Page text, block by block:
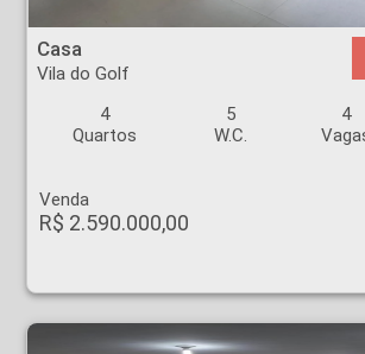
Casa
Vila do Golf
4
Quartos
5
W.C.
4
Venda
R$ 2.590.000,00